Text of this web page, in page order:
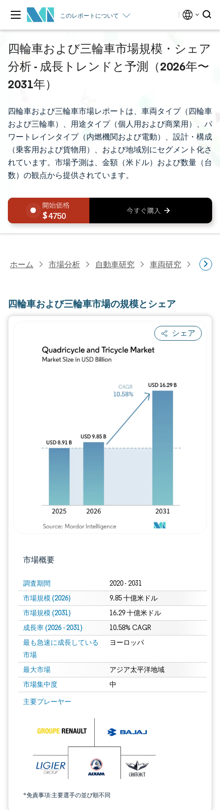
このレポートについて
四輪車および三輪車市場規模・シェア
分析 - 成長トレンドと予測（2026年〜
2031年）
四輪車および三輪車市場レポートは、車両タイプ（四輪車
および三輪車）、用途タイプ（個人用および商業用）、パ
ワートレインタイプ（内燃機関および電動）、設計・構成
（乗客用および貨物用）、および地域別にセグメント化さ
れています。市場予測は、金額（米ドル）および数量（台
数）の観点から提供されています。
4750
ホーム 市場分析 自動車研究 車両研究 四輪
四輪車および三輪車市場の規模とシェア
シェア
市場概要
調査期間 2020 - 2031
市場規模 (2026) 9.85 十億米ドル
市場規模 (2031) 16.29 十億米ドル
成長率 (2026 - 2031) 10.58% CAGR
最も急速に成長している
市場
ヨーロッパ
最大市場 アジア太平洋地域
市場集中度 中
主要プレーヤー
*免責事項:主要選手の並び順不同
画像 © Mordor Intelligence。再利用にはCC BY 4.0の表示が必要です。
画像 © Mordor Intelligence。再利用には